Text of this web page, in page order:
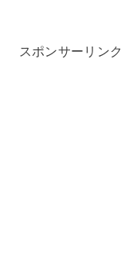
スポンサーリンク